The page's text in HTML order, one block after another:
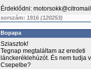
Érdeklődni:
sorszám: 1916 (120253)
Bopapa
Sziasztok!
Tegnap megtaláltam az eredeti
lánckeréklehúzót. És nem tudja
Csepelbe?